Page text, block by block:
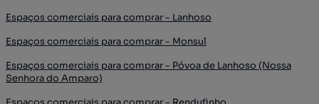
Espaços comerciais para comprar - Lanhoso
Espaços comerciais para comprar - Monsul
Espaços comerciais para comprar - Póvoa de Lanhoso (Nossa
Senhora do Amparo)